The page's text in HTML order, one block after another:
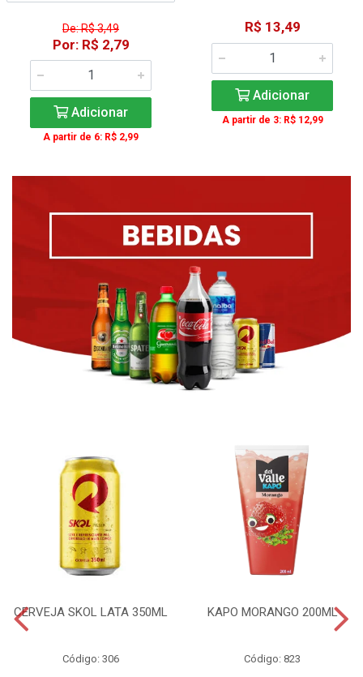
De: R$ 3,49
Por: R$ 2,79
Adicionar
A partir de 6: R$ 2,99
R$ 13,49
Adicionar
A partir de 3: R$ 12,99
CERVEJA SKOL LATA 350ML
Código: 306
KAPO MORANGO 200ML
Código: 823